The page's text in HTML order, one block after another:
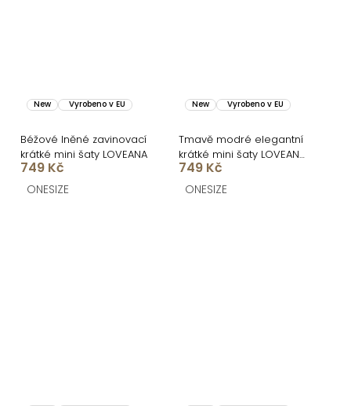
New Vyrobeno v EU
Béžové lněné zavinovací
krátké mini šaty LOVEANA
749 Kč
ONESIZE
New Vyrobeno v EU
Tmavě modré elegantní
krátké mini šaty LOVEANA
s volánkem
749 Kč
ONESIZE